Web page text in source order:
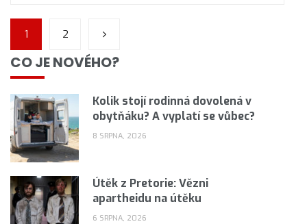
1 2
CO JE NOVÉHO?
Kolik stojí rodinná dovolená v
obytňáku? A vyplatí se vůbec?
8 SRPNA, 2026
Útěk z Pretorie: Vězni
apartheidu na útěku
6 SRPNA, 2026